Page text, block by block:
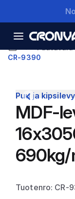
CR-9390
Puu ja
MDF-
Tuotenro: CR-